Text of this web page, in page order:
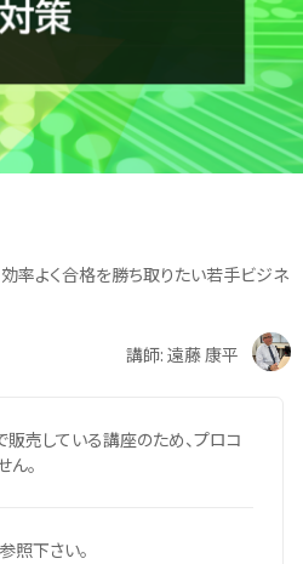
率よく合格を勝ち取りたい若手ビジネ
講師: 遠藤 康平
販売している講座のため、プロコ
。
照下さい。